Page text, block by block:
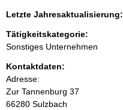
e
n
i
n
e
r
Letzte Jahresaktualisierung:
Tätigkeitskategorie:
Sonstiges Unternehmen
Kontaktdaten:
Adresse:
Zur Tannenburg 37
66280 Sulzbach